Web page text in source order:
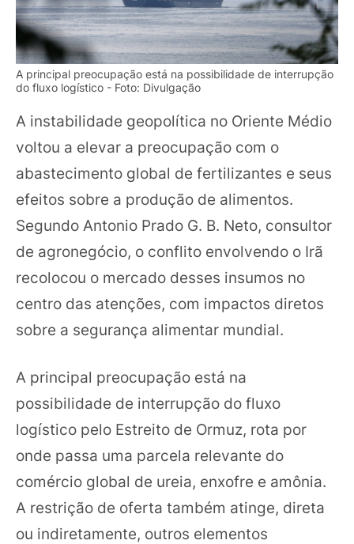
A principal preocupação está na possibilidade de interrupção
do fluxo logístico - Foto: Divulgação
A instabilidade geopolítica no Oriente Médio
voltou a elevar a preocupação com o
abastecimento global de fertilizantes e seus
efeitos sobre a produção de alimentos.
Segundo Antonio Prado G. B. Neto, consultor
de agronegócio, o conflito envolvendo o Irã
recolocou o mercado desses insumos no
centro das atenções, com impactos diretos
sobre a segurança alimentar mundial.
A principal preocupação está na
possibilidade de interrupção do fluxo
logístico pelo Estreito de Ormuz, rota por
onde passa uma parcela relevante do
comércio global de ureia, enxofre e amônia.
A restrição de oferta também atinge, direta
ou indiretamente, outros elementos